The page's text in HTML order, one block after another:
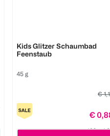
Kids Glitzer Schaumbad
Feenstaub
45 g
€
€
100 g